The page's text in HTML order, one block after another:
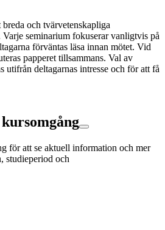
och tvärvetenskapliga
seminarium fokuserar vanligtvis på
förväntas läsa innan mötet. Vid
papperet tillsammans. Val av
utifrån deltagarnas intresse och för att få
för att se aktuell information och mer
studieperiod och